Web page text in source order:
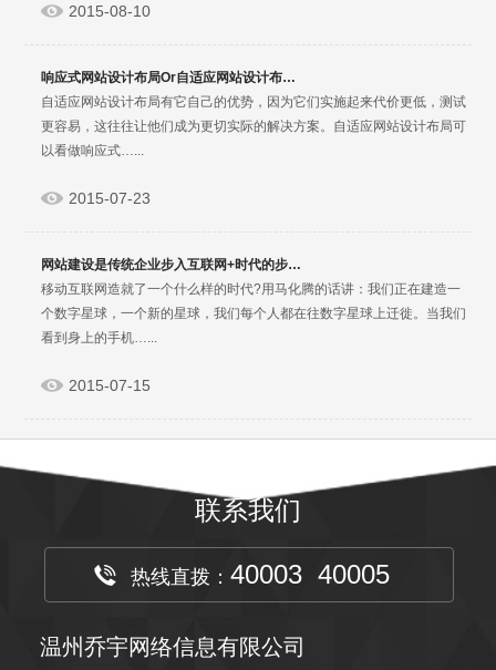
2015-08-10
响应式网站设计布局Or自适应网站设计布…
自适应网站设计布局有它自己的优势，因为它们实施起来代价更低，测试
更容易，这往往让他们成为更切实际的解决方案。自适应网站设计布局可
以看做响应式…...
2015-07-23
网站建设是传统企业步入互联网+时代的步…
移动互联网造就了一个什么样的时代?用马化腾的话讲：我们正在建造一
个数字星球，一个新的星球，我们每个人都在往数字星球上迁徙。当我们
看到身上的手机…...
2015-07-15
联系我们
热线直拨： 40003 40005
温州乔宇网络信息有限公司